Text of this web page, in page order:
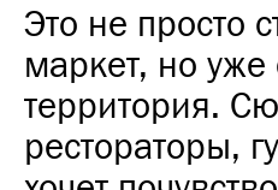
Это не просто
маркет, но
территория.
рестораторы,